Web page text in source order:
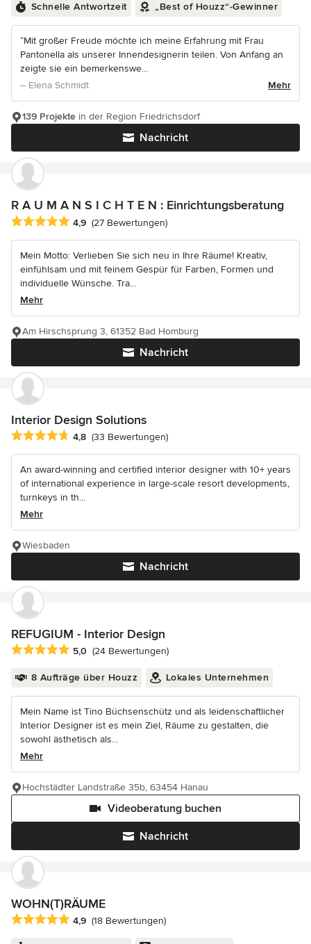
Schnelle Antwortzeit „Best of Houzz“-Gewinner
“Mit großer Freude möchte ich meine Erfahrung mit Frau
Pantonella als unserer Innendesignerin teilen. Von Anfang an
zeigte sie ein bemerkenswe...
– Elena Schmidt
Mehr
Nachricht
139 Projekte in der Region Friedrichsdorf
R A U M A N S I C H T E N : Einrichtungsberatung
Durchschnittliche Bewertung: 4.9 von 5 Sternen
4,9 (27 Bewertungen)
Mein Motto: Verlieben Sie sich neu in Ihre Räume! Kreativ,
einfühlsam und mit feinem Gespür für Farben, Formen und
individuelle Wünsche. Tra...
Mehr
Nachricht
Am Hirschsprung 3, 61352 Bad Homburg
Interior Design Solutions
Durchschnittliche Bewertung: 4.8 von 5 Sternen
4,8 (33 Bewertungen)
An award-winning and certified interior designer with 10+ years
of international experience in large-scale resort developments,
turnkeys in th...
Mehr
Nachricht
Wiesbaden
REFUGIUM - Interior Design
Durchschnittliche Bewertung: 5 von 5 Sternen
5,0 (24 Bewertungen)
8 Aufträge über Houzz Lokales Unternehmen
Mein Name ist Tino Büchsenschütz und als leidenschaftlicher
Interior Designer ist es mein Ziel, Räume zu gestalten, die
sowohl ästhetisch als...
Mehr
Nachricht
Videoberatung buchen
Hochstädter Landstraße 35b, 63454 Hanau
WOHN(T)RÄUME
Durchschnittliche Bewertung: 4.9 von 5 Sternen
4,9 (18 Bewertungen)